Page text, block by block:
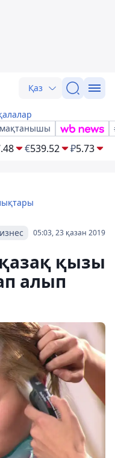
Қаз
мақтанышы
€539.52 ₽5.73
05:03, 23 қазан 2019
қызы
алып